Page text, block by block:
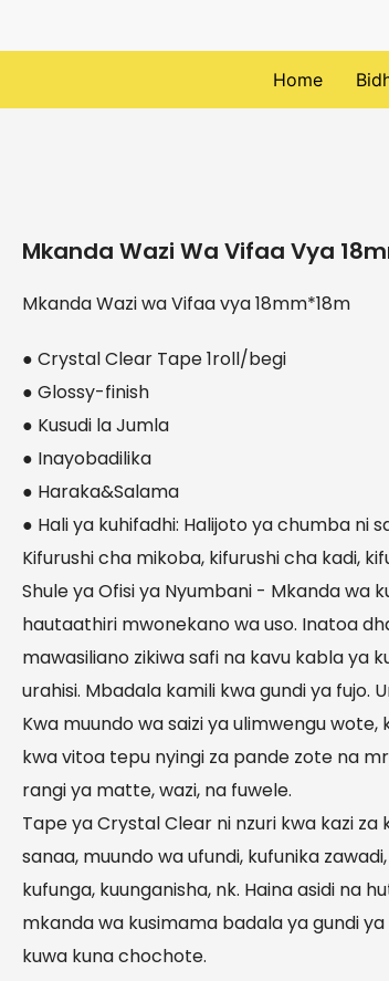
Home
Mkanda Wazi Wa Vifaa Vya
Mkanda Wazi wa Vifaa vya 18mm*18m
● Crystal Clear Tape 1roll/begi
● Glossy-finish
● Kusudi la Jumla
● Inayobadilika
● Haraka&Salama
● Hali ya kuhifadhi: Halijoto ya chumba ni
Kifurushi cha mikoba, kifurushi cha kadi,
Shule ya Ofisi ya Nyumbani - Mkanda wa
hautaathiri mwonekano wa uso. Inatoa
mawasiliano zikiwa safi na kavu kabla ya
urahisi. Mbadala kamili kwa gundi ya fujo.
Kwa muundo wa saizi ya ulimwengu
kwa vitoa tepu nyingi za pande zote na
rangi ya matte, wazi, na fuwele.
Tape ya Crystal Clear ni nzuri kwa kazi za
sanaa, muundo wa ufundi, kufunika
kufunga, kuunganisha, nk. Haina asidi na
mkanda wa kusimama badala ya gundi
kuwa kuna chochote.